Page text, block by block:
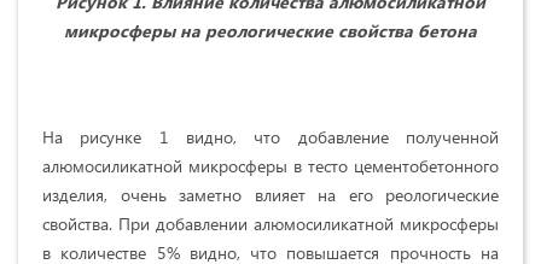
микросферы на реологические свойства бетона
На рисунке 1 видно, что добавление полученной
алюмосиликатной микросферы в тесто цементобетонного
изделия, очень заметно влияет на его реологические
свойства. При добавлении алюмосиликатной микросферы
в количестве 5% видно, что повышается прочность на